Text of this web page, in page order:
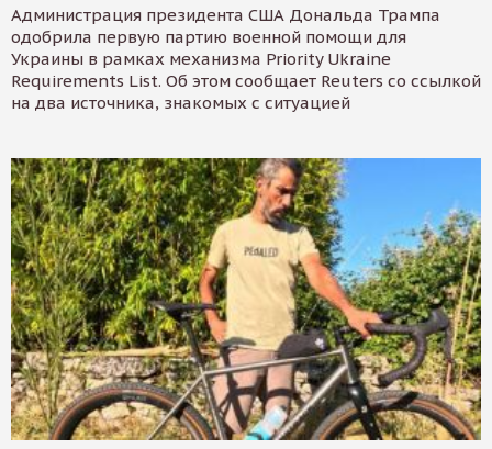
Администрация президента США Дональда Трампа
одобрила первую партию военной помощи для
Украины в рамках механизма Priority Ukraine
Requirements List. Об этом сообщает Reuters со ссылкой
на два источника, знакомых с ситуацией